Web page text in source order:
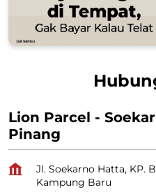
Lion Parcel -
Pinang
Jl. Soekarno Hatta, KP.
Kampung Baru